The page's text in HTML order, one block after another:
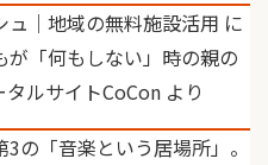
｜地域の無料施設活用 に
「何もしない」時の親の
ルサイトCoCon より
の「音楽という居場所」。